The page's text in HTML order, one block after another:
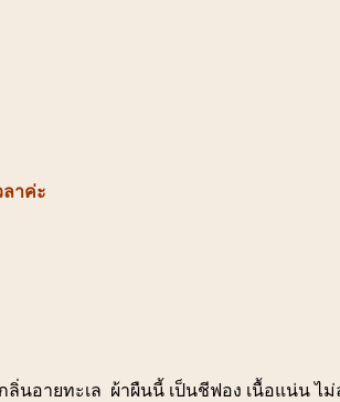
ลาค่ะ
อายทะเล ผ้าผืนนี้ เป็นชีฟอง เนื้อแน่น ไ